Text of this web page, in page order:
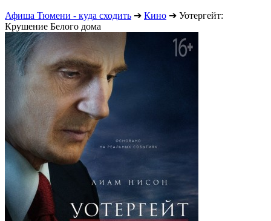
Афиша Тюмени - куда сходить ➔ Кино ➔ Уотергейт:
Крушение Белого дома